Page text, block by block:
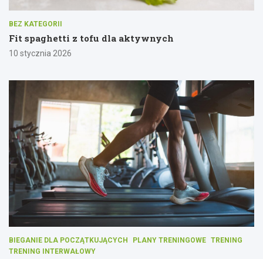
BEZ KATEGORII
Fit spaghetti z tofu dla aktywnych
10 stycznia 2026
BIEGANIE DLA POCZĄTKUJĄCYCH PLANY TRENINGOWE TRENING
TRENING INTERWAŁOWY